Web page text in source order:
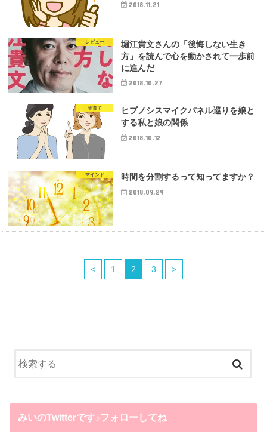
2018.11.21
レビュー
堀江貴文さんの「後悔しない生き
方」を読んで心を動かされて一歩前
に進んだ
2018.10.27
子育て
ヒプノシスマイクパネル巡りを娘と
する私と娘の関係
2018.10.12
マインド 時間を分割するって知ってますか？
2018.09.29
< 1 2 3 >
みいのTwitterです♪フォローしてね